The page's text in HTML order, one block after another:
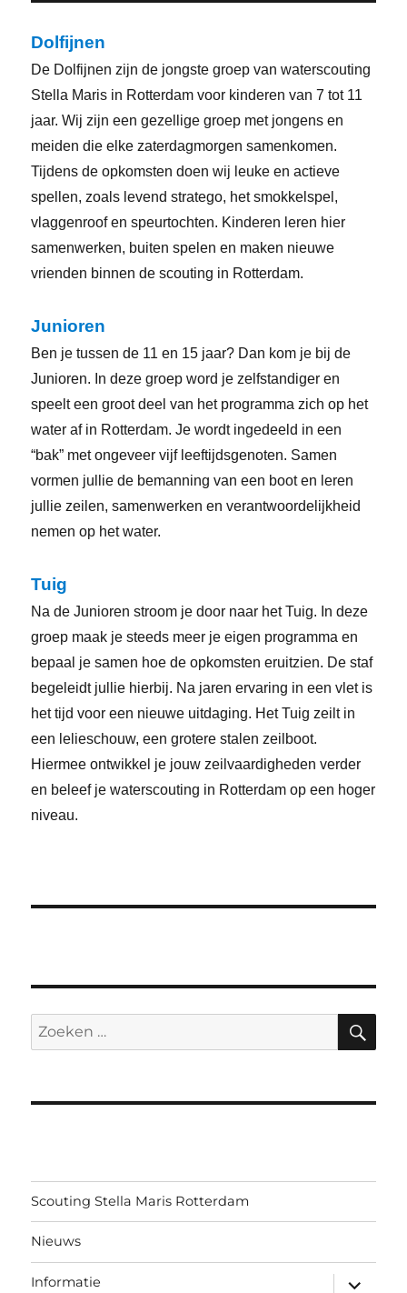
Dolfijnen
De Dolfijnen zijn de jongste groep van waterscouting
Stella Maris in Rotterdam voor kinderen van 7 tot 11
jaar. Wij zijn een gezellige groep met jongens en
meiden die elke zaterdagmorgen samenkomen.
Tijdens de opkomsten doen wij leuke en actieve
spellen, zoals levend stratego, het smokkelspel,
vlaggenroof en speurtochten. Kinderen leren hier
samenwerken, buiten spelen en maken nieuwe
vrienden binnen de scouting in Rotterdam.
Junioren
Ben je tussen de 11 en 15 jaar? Dan kom je bij de
Junioren. In deze groep word je zelfstandiger en
speelt een groot deel van het programma zich op het
water af in Rotterdam. Je wordt ingedeeld in een
“bak” met ongeveer vijf leeftijdsgenoten. Samen
vormen jullie de bemanning van een boot en leren
jullie zeilen, samenwerken en verantwoordelijkheid
nemen op het water.
Tuig
Na de Junioren stroom je door naar het Tuig. In deze
groep maak je steeds meer je eigen programma en
bepaal je samen hoe de opkomsten eruitzien. De staf
begeleidt jullie hierbij. Na jaren ervaring in een vlet is
het tijd voor een nieuwe uitdaging. Het Tuig zeilt in
een lelieschouw, een grotere stalen zeilboot.
Hiermee ontwikkel je jouw zeilvaardigheden verder
en beleef je waterscouting in Rotterdam op een hoger
niveau.
Zoeken
naar:
Scouting Stella Maris Rotterdam
Nieuws
Informatie